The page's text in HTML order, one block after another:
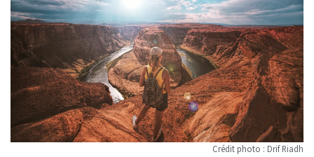
Crédit photo : Drif Riadh